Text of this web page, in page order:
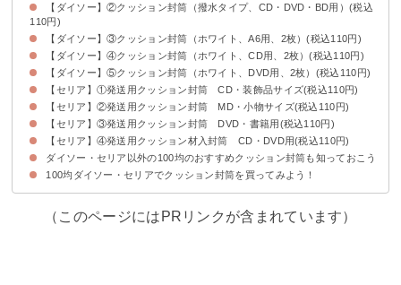
クッション封筒（撥水タイプ、A4用）のサイズ・内容量・材質・JANコード
クッション封筒（撥水タイプ、A4用）の特徴・評判
【ダイソー】②クッション封筒（撥水タイプ、CD・DVD・BD用）(税込
110円)
クッション封筒（撥水タイプ、CD・DVD・BD用）のサイズ・内容量・材
質・JANコード
クッション封筒（撥水タイプ、CD・DVD・BD用）の特徴・評判
【ダイソー】③クッション封筒（ホワイト、A6用、2枚）(税込110円)
クッション封筒（ホワイト、A6用、2枚）のサイズ・内容量・材質・JANコ
ード
クッション封筒（ホワイト、A6用、2枚）の特徴・評判
【ダイソー】④クッション封筒（ホワイト、CD用、2枚）(税込110円)
クッション封筒（ホワイト、CD用、2枚）のサイズ・内容量・材質・JANコ
ード
クッション封筒（ホワイト、CD用、2枚）の特徴・評判
【ダイソー】⑤クッション封筒（ホワイト、DVD用、2枚）(税込110円)
クッション封筒（ホワイト、DVD用、2枚）のサイズ・内容量・材質・JAN
コード
クッション封筒（ホワイト、DVD用、2枚）の特徴・評判
【セリア】①発送用クッション封筒 CD・装飾品サイズ(税込110円)
発送用クッション封筒 CD・装飾品サイズのサイズ・内容量・材質・JANコ
ード
発送用クッション封筒 CD・装飾品サイズの特徴・評判
【セリア】②発送用クッション封筒 MD・小物サイズ(税込110円)
発送用クッション封筒 MD・小物サイズのサイズ・内容量・材質・JANコー
ド
発送用クッション封筒 MD・小物サイズの特徴・評判
【セリア】③発送用クッション封筒 DVD・書籍用(税込110円)
発送用クッション封筒 DVD・書籍用のサイズ・内容量・材質・JANコード
発送用クッション封筒 DVD・書籍用の特徴・評判
【セリア】④発送用クッション材入封筒 CD・DVD用(税込110円)
発送用クッション材入封筒 CD・DVD用のサイズ・内容量・材質・JANコー
ド
発送用クッション材入封筒 CD・DVD用の特徴・評判
ダイソー・セリア以外の100均のおすすめクッション封筒も知っておこう
①キャンドゥ｜クッション封筒 B5(税込110円)
②キャンドゥ｜クッション封筒 A4(税込110円)
③ワッツ｜クラフトクッション封筒 L(税込110円)
100均ダイソー・セリアでクッション封筒を買ってみよう！
（このページにはPRリンクが含まれています）